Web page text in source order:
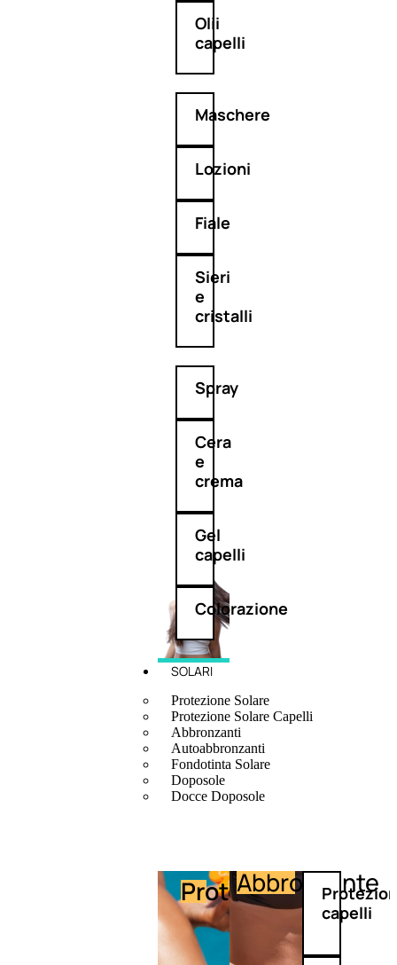
Olii
capelli
Maschere
Lozioni
Fiale
Sieri
e
cristalli
Spray
Cera
e
crema
Gel
capelli
Colorazione
SOLARI
Protezione Solare
Protezione Solare Capelli
Abbronzanti
Autoabbronzanti
Fondotinta Solare
Doposole
Docce Doposole
Protezione
Abbronzante
capelli